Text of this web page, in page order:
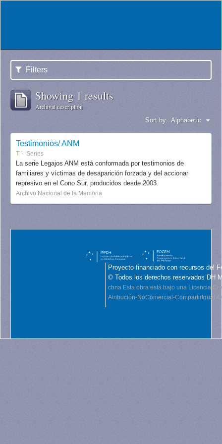
Filters
Showing 1 results
Archival description
Sort by: Alphabetic
Testimonios/ ANM
T Series
La serie Legajos ANM está conformada por testimonios de
familiares y víctimas de desaparición forzada y del accionar
represivo en el Cono Sur, producidos desde 2003.
Archivo Nacional de la Memoria
Proyecto financiado con recursos del
© Todos los derechos reservados DH
cbna Esta obra está bajo una Licencia
Atribución-NoComercial-CompartirIgual